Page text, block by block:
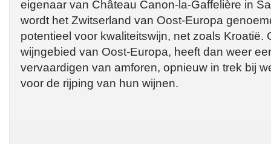
eigenaar van Château Canon-la-Gaffelière in
wordt het Zwitserland van Oost-Europa
potentieel voor kwaliteitswijn, net zoals Kroatië.
wijngebied van Oost-Europa, heeft dan weer
vervaardigen van amforen, opnieuw in trek bij
voor de rijping van hun wijnen.